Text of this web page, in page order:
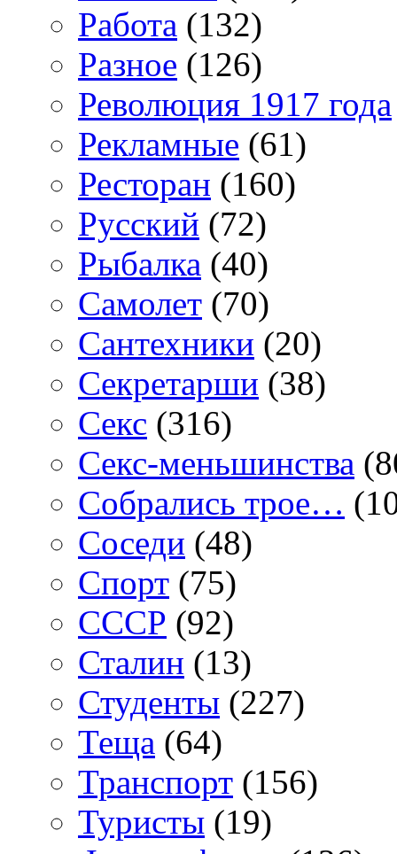
Работа (132)
Разное (126)
Революция 1917 года
Рекламные (61)
Ресторан (160)
Русский (72)
Рыбалка (40)
Самолет (70)
Сантехники (20)
Секретарши (38)
Секс (316)
Секс-меньшинства
Собрались трое…
Соседи (48)
Спорт (75)
СССР (92)
Сталин (13)
Студенты (227)
Теща (64)
Транспорт (156)
Туристы (19)